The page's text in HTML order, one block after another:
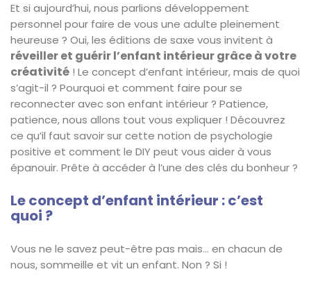
Et si aujourd’hui, nous parlions développement
personnel pour faire de vous une adulte pleinement
heureuse ? Oui, les éditions de saxe vous invitent à
réveiller et guérir l’enfant intérieur grâce à votre
créativité ! Le concept d’enfant intérieur, mais de quoi
s’agit-il ? Pourquoi et comment faire pour se
reconnecter avec son enfant intérieur ? Patience,
patience, nous allons tout vous expliquer ! Découvrez
ce qu’il faut savoir sur cette notion de psychologie
positive et comment le DIY peut vous aider à vous
épanouir. Prête à accéder à l’une des clés du bonheur ?
Le concept d’enfant intérieur : c’est
quoi ?
Vous ne le savez peut-être pas mais… en chacun de
nous, sommeille et vit un enfant. Non ? Si !